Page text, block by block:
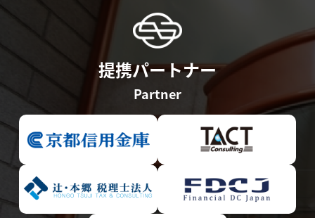
提携パートナー
Partner